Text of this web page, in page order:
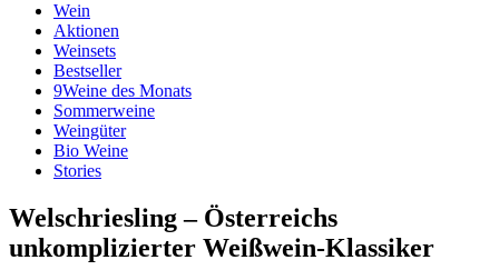
Wein
Aktionen
Weinsets
Bestseller
9Weine des Monats
Sommerweine
Weingüter
Bio Weine
Stories
Welschriesling – Österreichs
unkomplizierter Weißwein-Klassiker